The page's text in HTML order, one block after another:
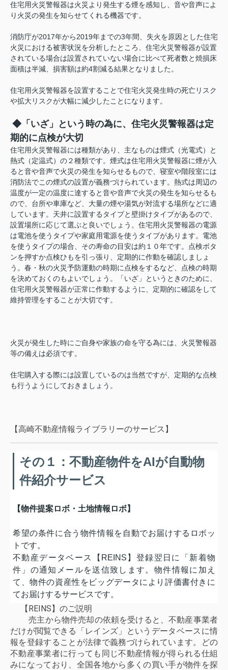
住宅用火災警報器は火災より発生する煙を感知し、音や音声によ
り火災の発生を知らせてくれる機器です。
消防庁が2017年から2019年までの3年間、失火を原因とした住宅
火災における被害状況を分析したところ、住宅火災警報器が設置
されている場合は設置されていない場合に比べて死者数と焼損床
面積は半減、損害額は約4割減る結果となりました。
住宅用火災警報器を設置することで住宅火災発生時の死亡リスク
や拡大リスクが大幅に減少したことになります。
◆「いざ」という時の為に、住宅火災警報器は定
期的に点検が大切
住宅用火災警報器には種類があり、主なものは煙式（光電式）と
熱式（定温式）の２種類です。煙式は住宅用火災警報器に煙が入
ると音や音声で火災の発生を知らせるもので、寝室や階段室には
消防法でこの煙式の設置が義務づけられています。熱式は周辺の
温度が一定の温度に達すると音や音声で火災の発生を知らせるも
ので、台所や車庫など、大量の煙や湯気が対流する場所などに適
しています。天井に設置するタイプと壁掛けタイプがあるので、
設置場所に応じて選ぶと良いでしょう。住宅用火災警報器の電源
は電池を使うタイプや家庭用電源を使うタイプがあります。電池
を使うタイプの場合、その寿命の目安は約１０年です。点検ボタ
ンを押すか点検ひもを引っ張り、定期的に作動を確認しましょ
う。春・秋の火災予防運動の時期に点検をするなど、点検の時期
を決めておくのもよいでしょう。「いざ」というときのために、
住宅用火災警報器が正常に作動するように、定期的に確認をして
維持管理をすることが大切です。
火災が発生した時にご自身や家族の命を守る為には、火災警報器
等の備えは必須です。
住宅購入する際には設置しているのは当然ですが、定期的な点検
も行うようにしておきましょう。
【高崎不動産情報ライブラリーのサービス】
その１：不動産物件をAIが自動物
件紹介サービス
【物件提案ロボ・土地情報ロボ】
希望の条件に合う物件情報を自動でお届けするロボッ
トです。
不動産データベース【REINS】登録翌日に「新着物
件」の通知メールを送信致します。物件情報に加え
て、物件の資産性をビッグデータにより評価書付きに
てお届けするサービスです。
【REINS】のご説明
売主から物件売却の依頼を受けると、不動産事業者
だけが閲覧できる「レインズ」というデータベースに情
報を登録することが法律で義務づけられています。どの
不動産事業者に行っても同じ不動産情報が得られる仕組
みになっており、全国各地から多くの買い手が物件を探